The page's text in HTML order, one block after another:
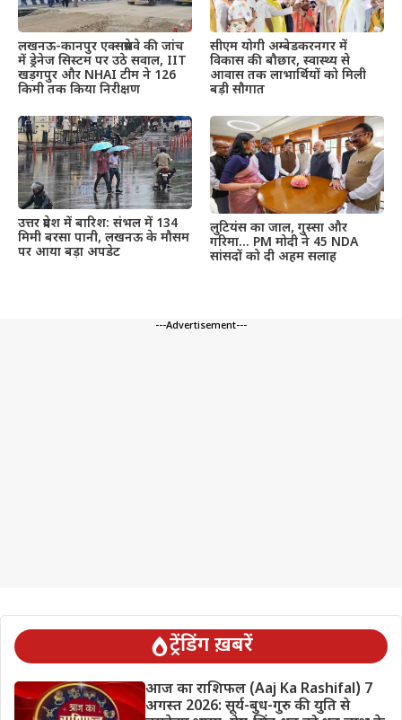
लखनऊ-कानपुर एक्सप्रेसवे की जांच
में ड्रेनेज सिस्टम पर उठे सवाल, IIT
खड़गपुर और NHAI टीम ने 126
किमी तक किया निरीक्षण
सीएम योगी अम्बेडकरनगर में
विकास की बौछार, स्वास्थ्य से
आवास तक लाभार्थियों को मिली
बड़ी सौगात
उत्तर प्रदेश में बारिश: संभल में 134
मिमी बरसा पानी, लखनऊ के मौसम
पर आया बड़ा अपडेट
लुटियंस का जाल, गुस्सा और
गरिमा… PM मोदी ने 45 NDA
सांसदों को दी अहम सलाह
---Advertisement---
ट्रेंडिंग ख़बरें
आज का राशिफल (Aaj Ka Rashifal) 7
अगस्त 2026: सूर्य-बुध-गुरु की युति से